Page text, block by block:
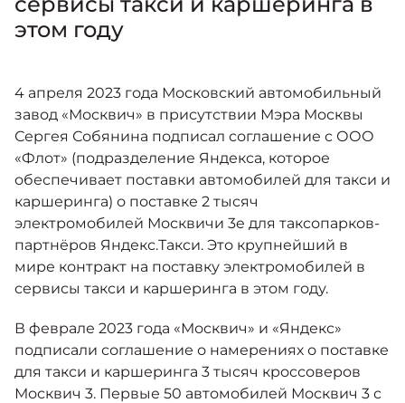
Москвич 6
Яркий динамичный седан
Москвич 3 с ручным
управлением (РУ)
Кроссовер, создающий равные
возможности
от 2 069 000 ₽*
Москвич 8
Практичный семиместный
кроссовер
от 3 125 000 ₽*
Спецпредложения
Калькулятор трейд-ин
Страховые программы
СЕРВИСНЫЕ АКЦИИ
АКСЕССУАРЫ
этом году
4 апреля 2023 года Московский автомобильный
завод «Москвич» в присутствии Мэра Москвы
Сергея Собянина подписал соглашение с ООО
«Флот» (подразделение Яндекса, которое
обеспечивает поставки автомобилей для такси и
каршеринга) о поставке 2 тысяч
электромобилей Москвичи 3e для таксопарков-
партнёров Яндекс.Такси. Это крупнейший в
мире контракт на поставку электромобилей в
сервисы такси и каршеринга в этом году.
В феврале 2023 года «Москвич» и «Яндекс»
подписали соглашение о намерениях о поставке
для такси и каршеринга 3 тысяч кроссоверов
Москвич 3. Первые 50 автомобилей Москвич 3 с